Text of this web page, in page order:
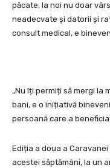
păcate, la noi nu doar
neadecvate și datorii și
consult medical, e
„Nu îți permiți să mergi la
bani, e o inițiativă
persoană care a
Ediția a doua a
acestei săptămâni, la un